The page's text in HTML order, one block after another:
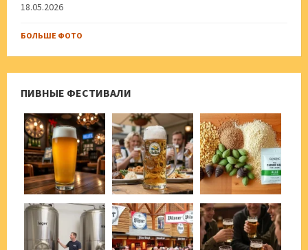
18.05.2026
БОЛЬШЕ ФОТО
ПИВНЫЕ ФЕСТИВАЛИ